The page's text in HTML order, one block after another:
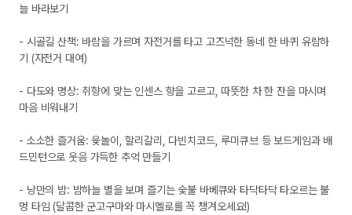
늘 바라보기
- 시골길 산책: 바람을 가르며 자전거를 타고 고즈넉한 동네 한 바퀴 유람하
기 (자전거 대여)
- 다도와 명상: 취향에 맞는 인센스 향을 고르고, 따뜻한 차 한 잔을 마시며
마음 비워내기
- 소소한 즐거움: 윷놀이, 할리갈리, 다빈치코드, 루미큐브 등 보드게임과 배
드민턴으로 웃음 가득한 추억 만들기
- 낭만의 밤: 밤하늘 별을 보며 즐기는 숯불 바베큐와 타닥타닥 타오르는 불
멍 타임 (달콤한 군고구마와 마시멜로를 꼭 챙겨오세요!)